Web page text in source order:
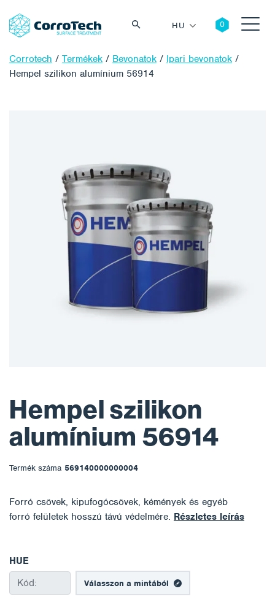
HU
Corrotech / Termékek / Bevonatok / Ipari bevonatok /
Hempel szilikon alumínium 56914
Hempel szilikon
alumínium 56914
Termék száma 569140000000004
Forró csövek, kipufogócsövek, kémények és egyéb
forró felületek hosszú távú védelmére. Részletes leírás
HUE
Válasszon a mintából